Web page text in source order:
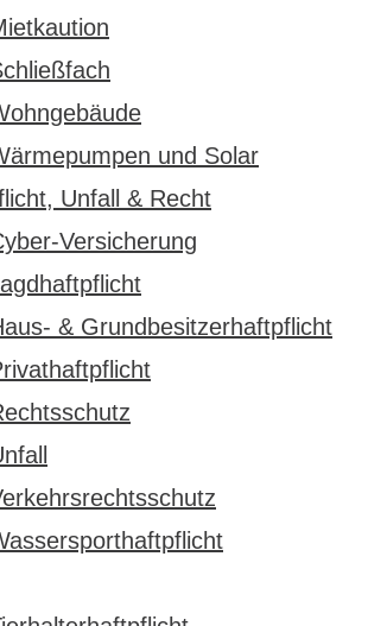
und Solar
Unfall & Recht
Versicherung
& Grundbesitzerhaftpflicht